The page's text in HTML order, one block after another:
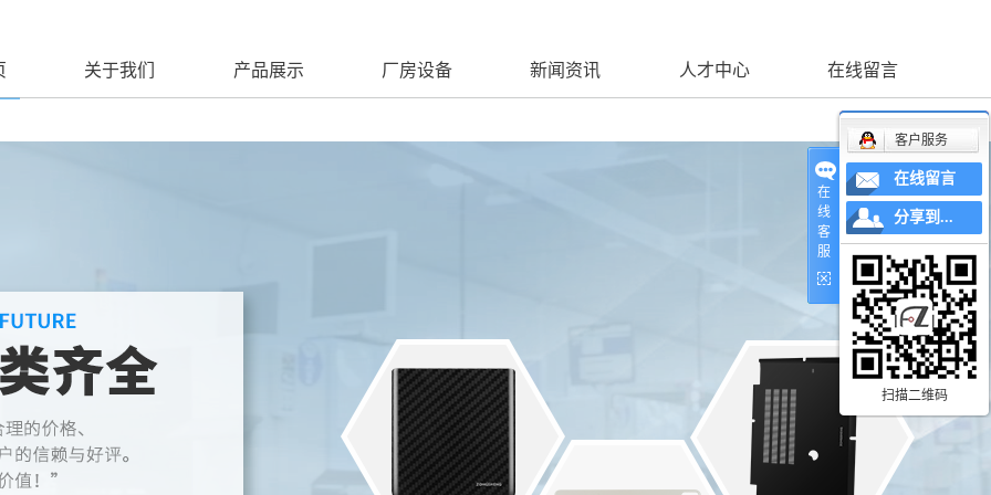
关于我们 产品展示 厂房设备 新闻资讯 人才中心 在线留言
在
线
客
服
客户服务
在线留言
分享到...
扫描二维码